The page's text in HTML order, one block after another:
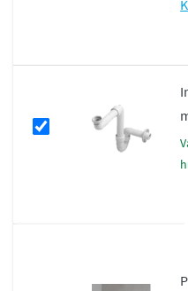
Ideal oak, Raw oak en Mat
. Dankzij
en degelijke constructie
badkamermeubel.
vandaag besteld, dinsdag in